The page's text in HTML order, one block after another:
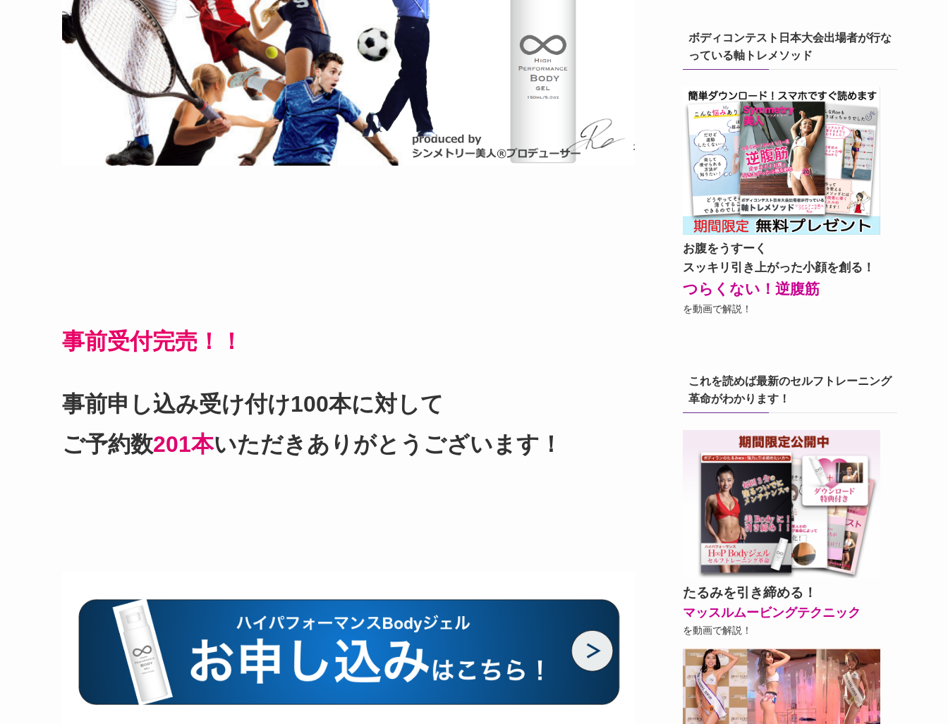
事前受付完売！！
事前申し込み受け付け100本に対して
ご予約数201本いただきありがとうございます！
ボディコンテスト日本大会出場者が行な
っている軸トレメソッド
お腹をうすーく
スッキリ引き上がった小顔を創る！
つらくない！逆腹筋
を動画で解説！
これを読めば最新のセルフトレーニング
革命がわかります！
たるみを引き締める！
マッスルムービングテクニック
を動画で解説！